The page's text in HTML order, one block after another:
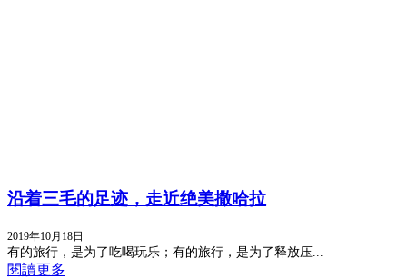
沿着三毛的足迹，走近绝美撒哈拉
2019年10月18日
有的旅行，是为了吃喝玩乐；有的旅行，是为了释放压...
閱讀更多